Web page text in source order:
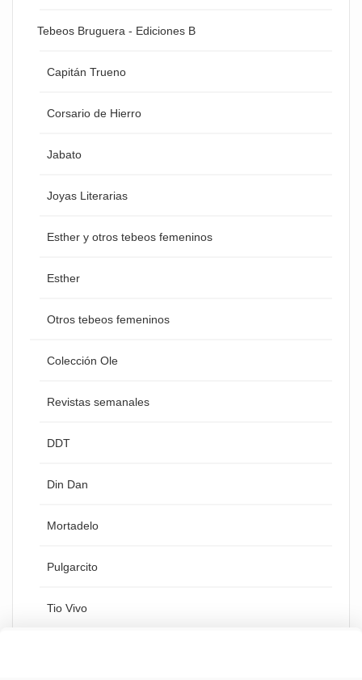
Tebeos Bruguera - Ediciones B
Capitán Trueno
Corsario de Hierro
Jabato
Joyas Literarias
Esther y otros tebeos femeninos
Esther
Otros tebeos femeninos
Colección Ole
Revistas semanales
DDT
Din Dan
Mortadelo
Pulgarcito
Tio Vivo